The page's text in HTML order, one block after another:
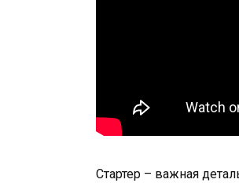
Стартер – важная